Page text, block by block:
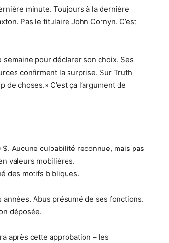
minute. Toujours à la dernière
Pas le titulaire John Cornyn. C’est
pour déclarer son choix. Ses
confirment la surprise. Sur Truth
choses.» C’est ça l’argument de
Aucune culpabilité reconnue, mais pas
valeurs mobilières.
des motifs bibliques.
années. Abus présumé de ses fonctions.
déposée.
après cette approbation – les